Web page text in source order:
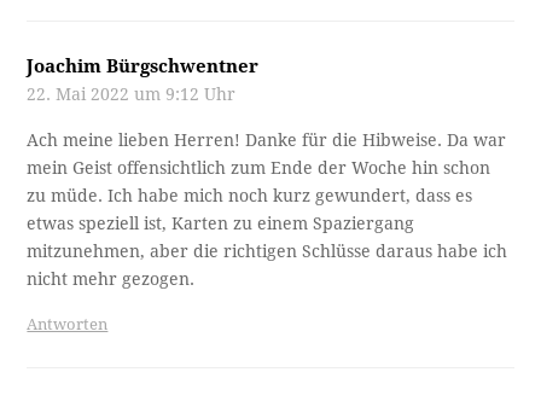
Joachim Bürgschwentner
22. Mai 2022 um 9:12 Uhr
Ach meine lieben Herren! Danke für die Hibweise. Da war
mein Geist offensichtlich zum Ende der Woche hin schon
zu müde. Ich habe mich noch kurz gewundert, dass es
etwas speziell ist, Karten zu einem Spaziergang
mitzunehmen, aber die richtigen Schlüsse daraus habe ich
nicht mehr gezogen.
Antworten